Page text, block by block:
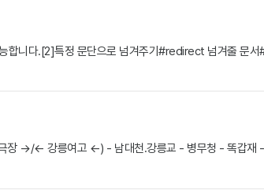
니다.[2]특정 문단으로 넘겨주기#redirect 넘겨줄 문
장 →/← 강릉여고 ←) - 남대천.강릉교 - 병무청 - 똑갑